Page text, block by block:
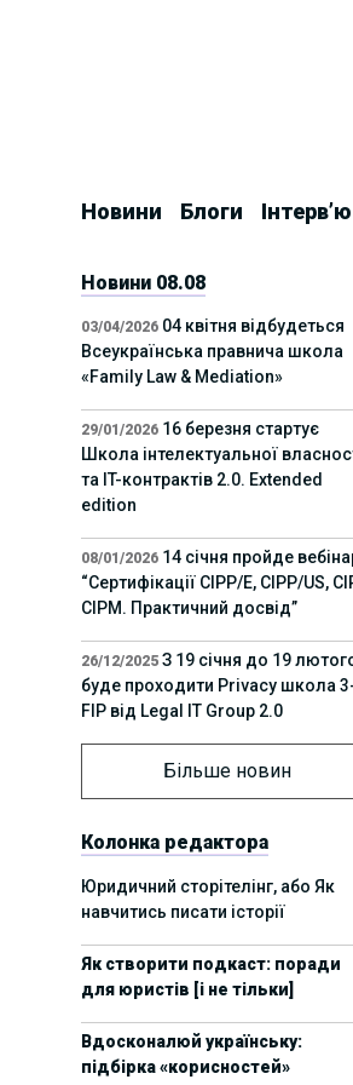
Новини Блоги Інтерв’ю
Новини 08.08
03/04/2026 04 квітня відбудеться
Всеукраїнська правнича школа
«Family Law & Mediation»
29/01/2026 16 березня стартує
Школа інтелектуальної
та IT-контрактів 2.0. Extended
edition
08/01/2026 14 січня пройде
“Сертифікації СІРР/Е, CIPP/US,
CIPM. Практичний досвід”
26/12/2025 З 19 січня до 19
буде проходити Privacy школа
FIP від Legal IT Group 2.0
12 грудня пройде
приватність у 2026. Очікувані
05/11/2025 11 листопада пройде
вебінар “AI-агенти: прайвесі,
та комплаєнс ризики”
31/10/20258 листопада пройде
Форум молодих юристів України
2025
Більше новин
Колонка редактора
Юридичний сторітелінг, або Як
навчитись писати історії
Як створити подкаст: поради
для юристів [і не тільки]
Вдосконалюй українську:
підбірка «корисностей»